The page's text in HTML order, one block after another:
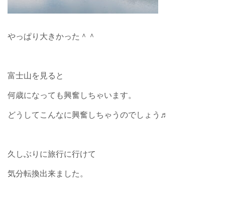
やっぱり大きかった＾＾
富士山を見ると
何歳になっても興奮しちゃいます。
どうしてこんなに興奮しちゃうのでしょう♬
久しぶりに旅行に行けて
気分転換出来ました。